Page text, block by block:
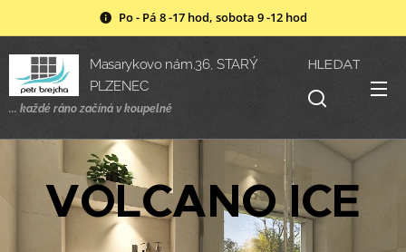
Po - Pá 8 -17 hod, sobota 9 -12 hod
Masarykovo nám.36, STARÝ
PLZENEC
... každé ráno začíná v koupelně
HLEDAT
VOLCANO ICE